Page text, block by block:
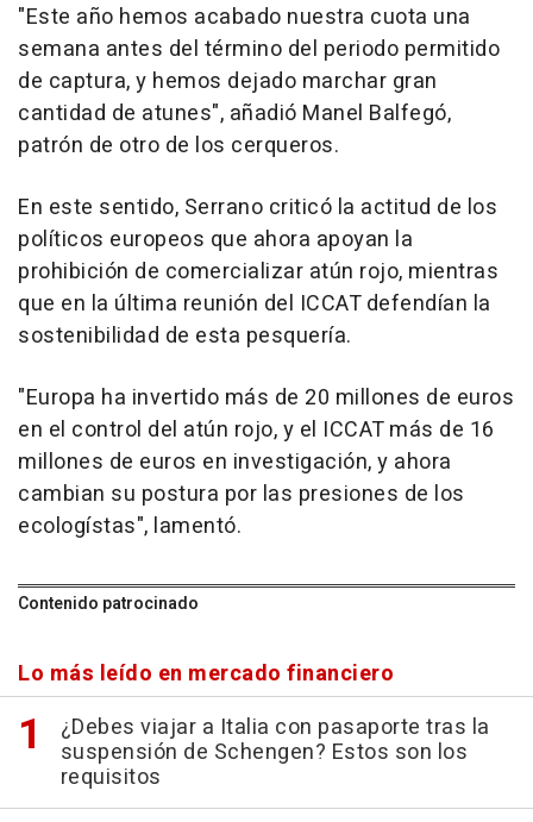
"Este año hemos acabado nuestra cuota una
semana antes del término del periodo permitido
de captura, y hemos dejado marchar gran
cantidad de atunes", añadió Manel Balfegó,
patrón de otro de los cerqueros.
En este sentido, Serrano criticó la actitud de los
políticos europeos que ahora apoyan la
prohibición de comercializar atún rojo, mientras
que en la última reunión del ICCAT defendían la
sostenibilidad de esta pesquería.
"Europa ha invertido más de 20 millones de euros
en el control del atún rojo, y el ICCAT más de 16
millones de euros en investigación, y ahora
cambian su postura por las presiones de los
ecologístas", lamentó.
Contenido patrocinado
Lo más leído en mercado financiero
¿Debes viajar a Italia con pasaporte tras la
suspensión de Schengen? Estos son los
requisitos